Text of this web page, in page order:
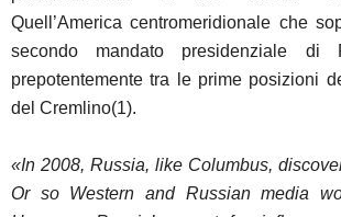
Quell’America centromeridionale che
secondo mandato presidenziale di
prepotentemente tra le prime posizioni
del Cremlino(1).
«In 2008, Russia, like Columbus,
Or so Western and Russian media